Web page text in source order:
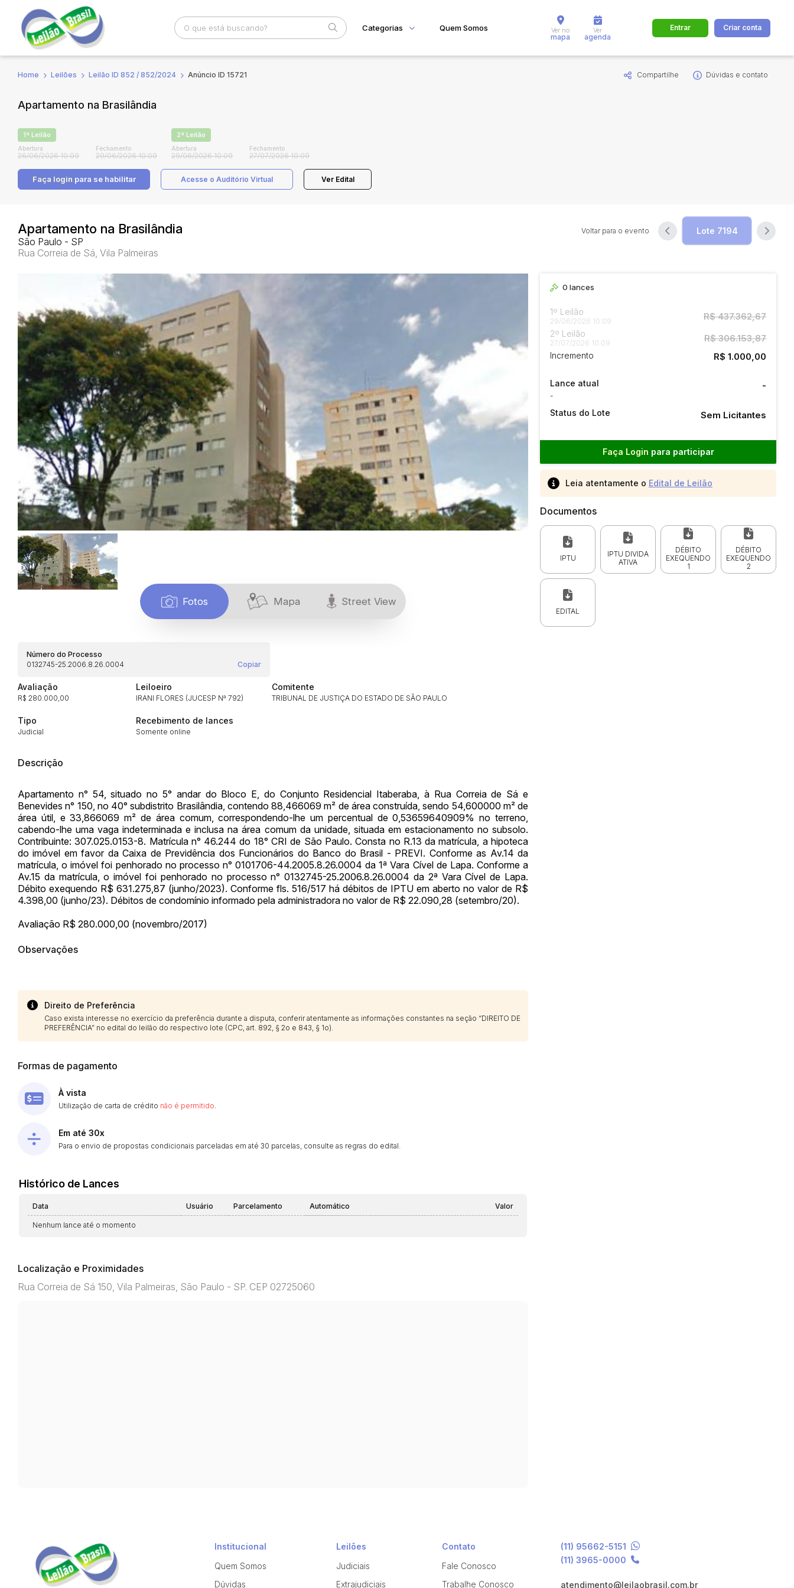
Busca por palavra-chave Categoria Cidade
Categorias Quem Somos Ver no
mapa
Ver
agenda
Entrar Criar conta
Home Leilões Leilão ID 852 / 852/2024 Anúncio ID 15721 Compartilhe Dúvidas e contato
Apartamento na Brasilândia
1ª Leilão
Abertura
26/06/2026 10:09
Fechamento
29/06/2026 10:09
2ª Leilão
Abertura
29/06/2026 10:09
Fechamento
27/07/2026 10:09
Faça login para se habilitar Acesse o Auditório Virtual Ver Edital
Apartamento na Brasilândia
São Paulo - SP
Rua Correia de Sá, Vila Palmeiras
Voltar para o evento
Fotos Mapa Street View
0 lances
1º Leilão
29/06/2026 10:09 R$ 437.362,67
2º Leilão
27/07/2026 10:09 R$ 306.153,87
Incremento R$ 1.000,00
Lance atual
-
-
Status do Lote Sem Licitantes
Faça Login para participar
Leia atentamente o Edital de Leilão
Documentos
IPTU
IPTU DIVIDA
ATIVA
DÉBITO
EXEQUENDO
1
DÉBITO
EXEQUENDO
2
EDITAL
Número do Processo
0132745-25.2006.8.26.0004
Copiar
Avaliação
R$ 280.000,00
Leiloeiro
IRANI FLORES (JUCESP Nª 792)
Comitente
TRIBUNAL DE JUSTIÇA DO ESTADO DE SÃO PAULO
Tipo
Judicial
Recebimento de lances
Somente online
Descrição
Apartamento n° 54, situado no 5° andar do Bloco E, do Conjunto Residencial Itaberaba, à Rua Correia de Sá e
Benevides n° 150, no 40° subdistrito Brasilândia, contendo 88,466069 m² de área construída, sendo 54,600000 m² de
área útil, e 33,866069 m² de área comum, correspondendo-lhe um percentual de 0,53659640909% no terreno,
cabendo-lhe uma vaga indeterminada e inclusa na área comum da unidade, situada em estacionamento no subsolo.
Contribuinte: 307.025.0153-8. Matrícula n° 46.244 do 18° CRI de São Paulo. Consta no R.13 da matrícula, a hipoteca
do imóvel em favor da Caixa de Previdência dos Funcionários do Banco do Brasil - PREVI. Conforme as Av.14 da
matrícula, o imóvel foi penhorado no processo n° 0101706-44.2005.8.26.0004 da 1ª Vara Cível de Lapa. Conforme a
Av.15 da matrícula, o imóvel foi penhorado no processo n° 0132745-25.2006.8.26.0004 da 2ª Vara Cível de Lapa.
Débito exequendo R$ 631.275,87 (junho/2023). Conforme fls. 516/517 há débitos de IPTU em aberto no valor de R$
4.398,00 (junho/23). Débitos de condomínio informado pela administradora no valor de R$ 22.090,28 (setembro/20).
Avaliação R$ 280.000,00 (novembro/2017)
Observações
Direito de Preferência
Caso exista interesse no exercício da preferência durante a disputa, conferir atentamente as informações constantes na seção “DIREITO DE
PREFERÊNCIA” no edital do leilão do respectivo lote (CPC, art. 892, § 2o e 843, § 1o).
Formas de pagamento
À vista
Utilização de carta de crédito não é permitido.
Em até 30x
Para o envio de propostas condicionais parceladas em até 30 parcelas, consulte as regras do edital.
Histórico de Lances
Data Usuário Parcelamento Automático Valor
Nenhum lance até o momento
Localização e Proximidades
Rua Correia de Sá 150, Vila Palmeiras, São Paulo - SP. CEP 02725060
Envie sua Proposta (Art. 895, CPC)
Histórico de Propostas
Data Usuário
14/04/2025 18:43:11 TIAGOFELIPE
Clique aqui para fazer login
Institucional
Quem Somos
Dúvidas
Leilões
Judiciais
Extrajudiciais
Contato
Fale Conosco
Trabalhe Conosco
(11) 95662-5151
(11) 3965-0000
atendimento@leilaobrasil.com.br